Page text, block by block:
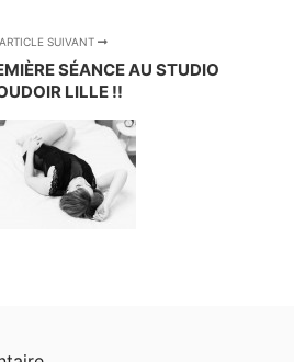
ARTICLE SUIVANT
SÉANCE AU STUDIO
LILLE !!